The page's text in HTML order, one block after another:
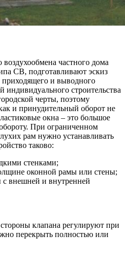
частного дома
СВ, подготавливают эскиз
приходящего и выводного
индивидуального строительства
черты, поэтому
и принудительный оборот не
окна – это большое
При ограниченном
рам нужно устанавливать
таково:
стенками;
оконной рамы или стены;
с внешней и внутренней
клапана регулируют при
перекрыть полностью или